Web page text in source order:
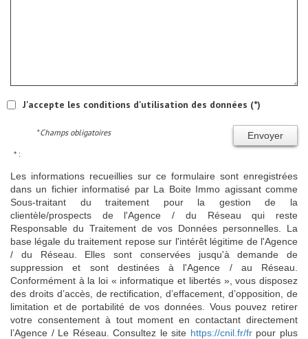
J'accepte les conditions d'utilisation des données (*)
Envoyer
* Champs obligatoires
* :
Les informations recueillies sur ce formulaire sont enregistrées
dans un fichier informatisé par La Boite Immo agissant comme
Sous-traitant du traitement pour la gestion de la
clientèle/prospects de l'Agence / du Réseau qui reste
Responsable du Traitement de vos Données personnelles. La
base légale du traitement repose sur l'intérêt légitime de l'Agence
/ du Réseau. Elles sont conservées jusqu'à demande de
suppression et sont destinées à l'Agence / au Réseau.
Conformément à la loi « informatique et libertés », vous disposez
des droits d’accès, de rectification, d’effacement, d’opposition, de
limitation et de portabilité de vos données. Vous pouvez retirer
votre consentement à tout moment en contactant directement
l’Agence / Le Réseau. Consultez le site https://cnil.fr/frpour plus